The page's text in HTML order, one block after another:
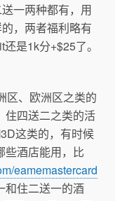
一两种都有，用
，两者福利略有
是1k分+$25了。
区、欧洲区之类的
住四送二之类的活
这类的，有时候
些酒店能用，比
eamemastercard
和住二送一的酒